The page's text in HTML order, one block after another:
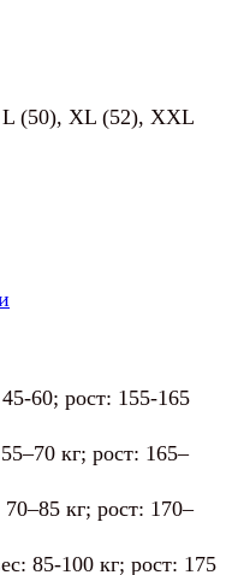
(50), XL (52), XXL
60; рост: 155-165
кг; рост: 165–
кг; рост: 170–
85-100 кг; рост: 175